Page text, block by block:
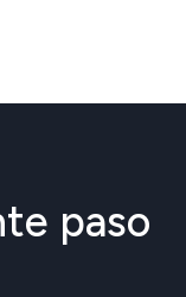
paso